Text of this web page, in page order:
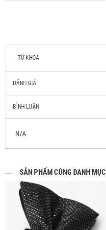
TỪ KHÓA
ĐÁNH GIÁ
BÌNH LUẬN
N/A
SẢN PHẨM CÙNG DANH MỤC